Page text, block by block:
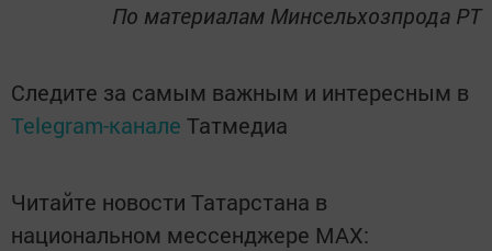
По материалам Минсельхозпрода РТ
Следите за самым важным и интересным в
Telegram-канале Татмедиа
Читайте новости Татарстана в
национальном мессенджере MАХ: